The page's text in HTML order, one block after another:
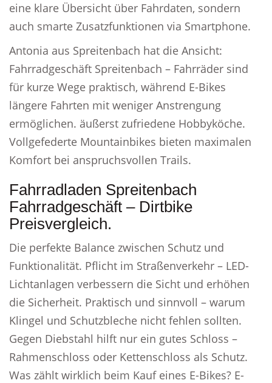
eine klare Übersicht über Fahrdaten, sondern
auch smarte Zusatzfunktionen via Smartphone.
Antonia aus Spreitenbach hat die Ansicht:
Fahrradgeschäft Spreitenbach – Fahrräder sind
für kurze Wege praktisch, während E-Bikes
längere Fahrten mit weniger Anstrengung
ermöglichen. äußerst zufriedene Hobbyköche.
Vollgefederte Mountainbikes bieten maximalen
Komfort bei anspruchsvollen Trails.
Fahrradladen Spreitenbach
Fahrradgeschäft – Dirtbike
Preisvergleich.
Die perfekte Balance zwischen Schutz und
Funktionalität. Pflicht im Straßenverkehr – LED-
Lichtanlagen verbessern die Sicht und erhöhen
die Sicherheit. Praktisch und sinnvoll – warum
Klingel und Schutzbleche nicht fehlen sollten.
Gegen Diebstahl hilft nur ein gutes Schloss –
Rahmenschloss oder Kettenschloss als Schutz.
Was zählt wirklich beim Kauf eines E-Bikes? E-